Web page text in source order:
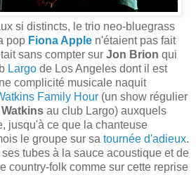
si distincts, le trio neo-bluegrass
pop Fiona Apple n'étaient pas fait
sans compter sur Jon Brion qui
Largo de Los Angeles dont il est
complicité musicale naquit
Family Hour (un show régulier
Watkins au club Largo) auxquels
jusqu'à ce que la chanteuse
le groupe sur sa tournée d'adieux.
tubes à la sauce acoustique et de
country-folk comme sur cette reprise